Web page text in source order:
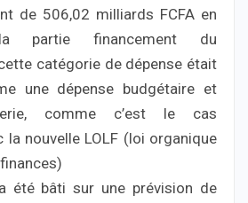
de 506,02 milliards FCFA en
partie financement du
catégorie de dépense était
une dépense budgétaire et
comme c’est le cas
la nouvelle LOLF (loi organique
été bâti sur une prévision de